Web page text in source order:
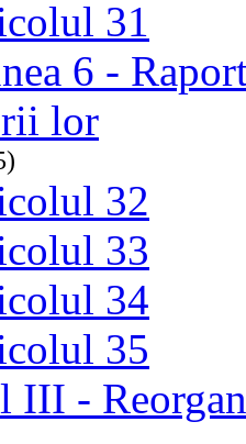
31
6 -
lor
32
33
34
35
III -